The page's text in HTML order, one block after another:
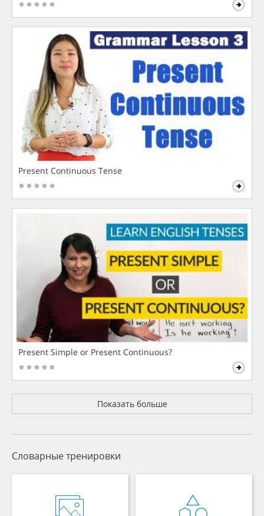
Present Continuous Tense
Present Simple or Present Continuous?
Показать больше
Словарные тренировки